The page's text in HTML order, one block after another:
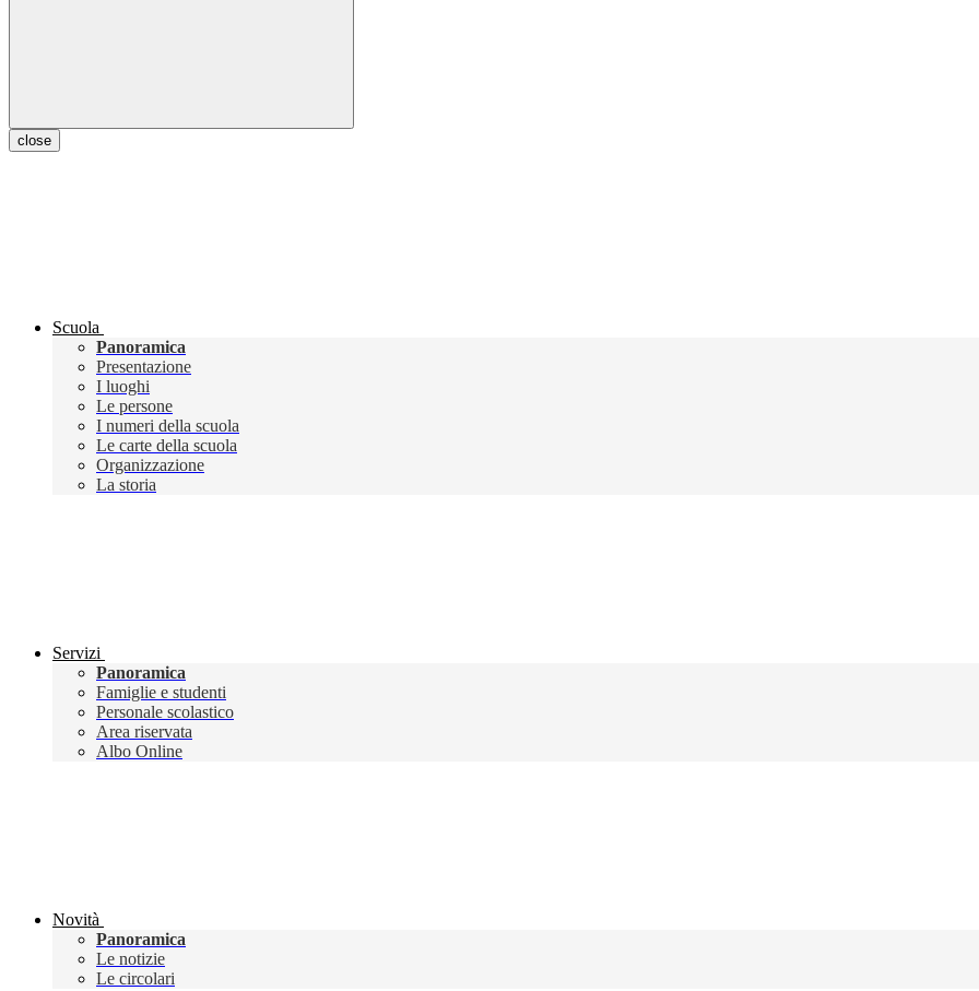
close
Scuola
Panoramica
Presentazione
I luoghi
Le persone
I numeri della scuola
Le carte della scuola
Organizzazione
La storia
Servizi
Panoramica
Famiglie e studenti
Personale scolastico
Area riservata
Albo Online
Novità
Panoramica
Le notizie
Le circolari